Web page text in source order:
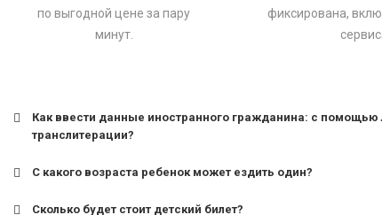
по выгодной цене за пару
минут.
фиксирована,
Как ввести данные иностранного гражданина: с помощью
транслитерации?
С какого возраста ребенок может ездить один?
Сколько будет стоит детский билет?